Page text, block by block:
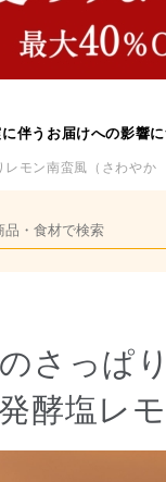
伴うお届けへの影響
レモン南蛮風（さわやか
さっぱ
酵塩レモ